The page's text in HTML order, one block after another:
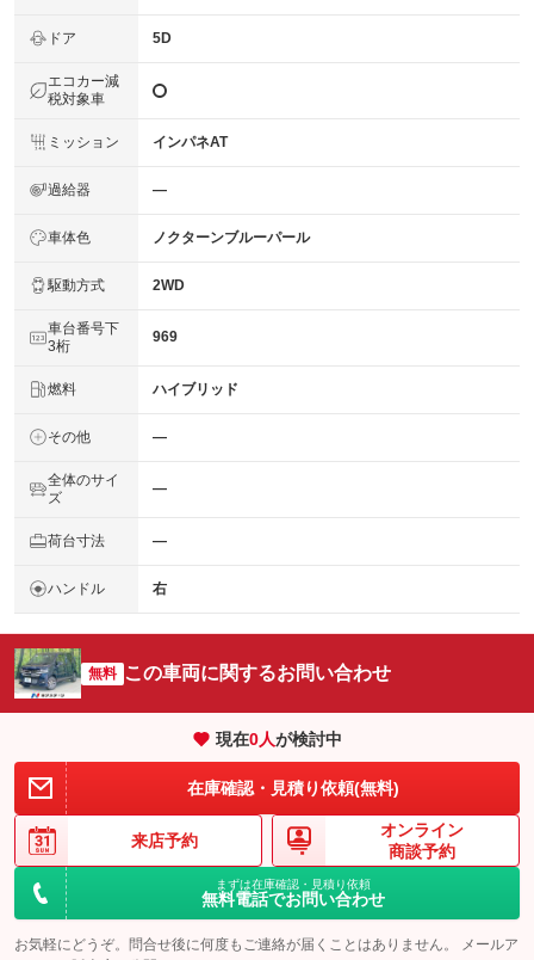
ドア 5D
エコカー減
税対象車
ミッション インパネAT
過給器 ―
車体色 ノクターンブルーパール
駆動方式 2WD
車台番号下
3桁
969
燃料 ハイブリッド
その他 ―
全体のサイ
ズ
―
荷台寸法 ―
ハンドル 右
無料 この車両に関するお問い合わせ
現在0人が検討中
在庫確認・見積り依頼(無料)
来店予約
オンライン
商談予約
まずは在庫確認・見積り依頼
無料電話でお問い合わせ
お気軽にどうぞ。問合せ後に何度もご連絡が届くことはありません。 メールア